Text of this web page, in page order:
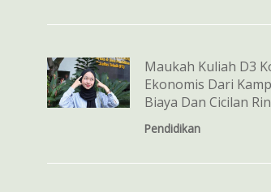
Maukah Kuliah D3
Ekonomis Dari
Biaya Dan Cicilan
Pendidikan